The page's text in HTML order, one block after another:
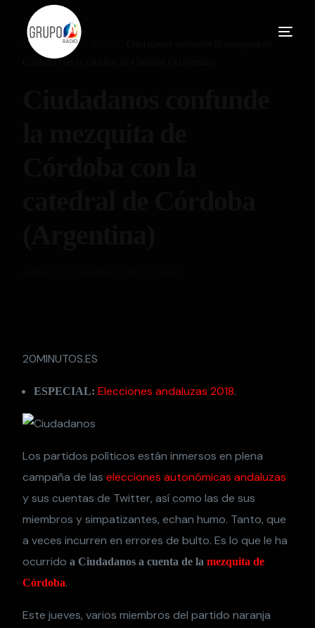
Home Blog
Córdoba con la catedral de Córdoba (Argentina)
20MINUTOS.ES
ESPECIAL: Elecciones andaluzas 2018.
Los partidos políticos están inmersos en plena
campaña de laselecciones autonómicas andaluzas
y sus cuentas de Twitter, así como las de sus
miembros y simpatizantes, echan humo. Tanto, que
a veces incurren en errores de bulto. Es lo que le ha
ocurridoa Ciudadanos a cuenta de lamezquita de
Córdoba.
Este jueves, varios miembros del partido naranja